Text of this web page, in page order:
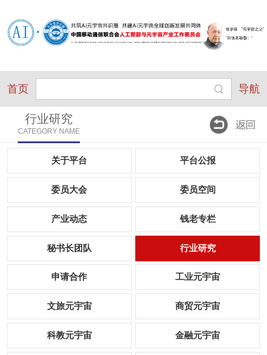
首页 导航
行业研究
CATEGORY NAME
关于平台 平台公报
委员大会 委员空间
产业动态 钱老专栏
秘书长团队 行业研究
申请合作 工业元宇宙
文旅元宇宙 商贸元宇宙
科教元宇宙 金融元宇宙